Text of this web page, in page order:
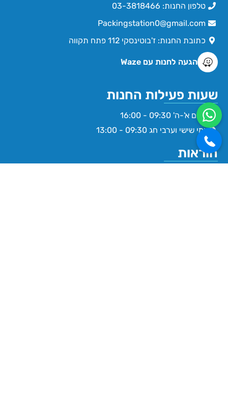
טלפון החנות: 03-3818466
Packingstation0@gmail.com
כתובת החנות: ז'בוטינסקי 112 פתח תקווה
הגעה לחנות עם Waze
שעות פעילות החנות
ימים א'-ה' 09:30 - 16:00
ימי שישי וערבי חג 09:30 - 13:00
הוראות